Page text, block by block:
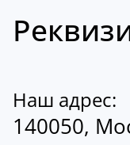
Наш адрес:
140050,